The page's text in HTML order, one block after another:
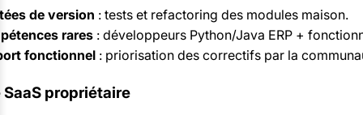
de version : tests et refactoring des modules maison.
rares : développeurs Python/Java ERP +
fonctionnel : priorisation des correctifs par la
propriétaire